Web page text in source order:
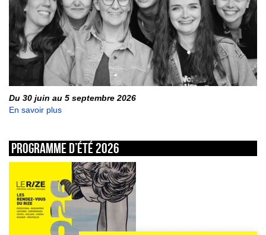
Du 30 juin au 5 septembre 2026
En savoir plus
Programme d’été 2026